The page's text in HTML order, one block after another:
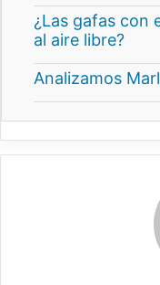
¿Las gafas con
al aire libre?
Analizamos